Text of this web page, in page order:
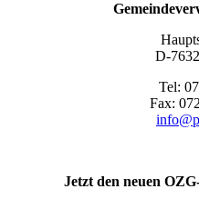
D-
Tel:
Fax:
Jetzt den neuen